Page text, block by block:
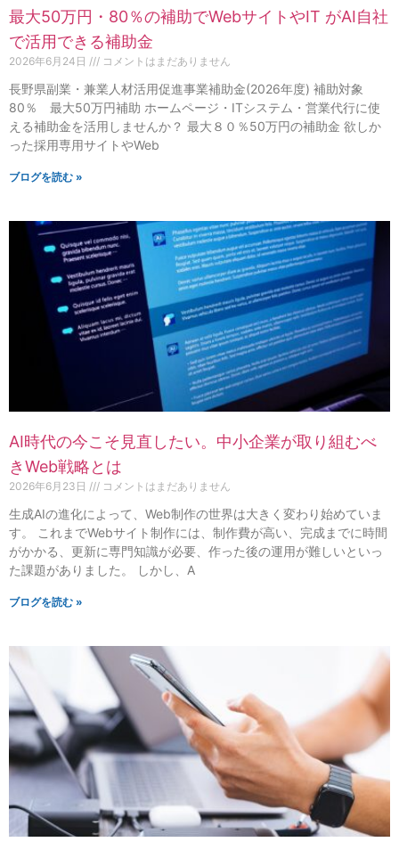
最大50万円・80％の補助でWebサイトやIT がAI自社
で活用できる補助金
2026年6月24日 コメントはまだありません
長野県副業・兼業人材活用促進事業補助金(2026年度) 補助対象
80％ 最大50万円補助 ホームページ・ITシステム・営業代行に使
える補助金を活用しませんか？ 最大８０％50万円の補助金 欲しか
った採用専用サイトやWeb
ブログを読む »
AI時代の今こそ見直したい。中小企業が取り組むべ
きWeb戦略とは
2026年6月23日 コメントはまだありません
生成AIの進化によって、Web制作の世界は大きく変わり始めていま
す。 これまでWebサイト制作には、制作費が高い、完成までに時間
がかかる、更新に専門知識が必要、作った後の運用が難しいといっ
た課題がありました。 しかし、A
ブログを読む »